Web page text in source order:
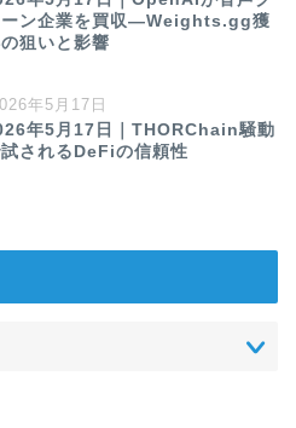
ーン企業を買収—Weights.gg獲
狙いと影響
年5月17日
年5月17日｜THORChain騒動
されるDeFiの信頼性